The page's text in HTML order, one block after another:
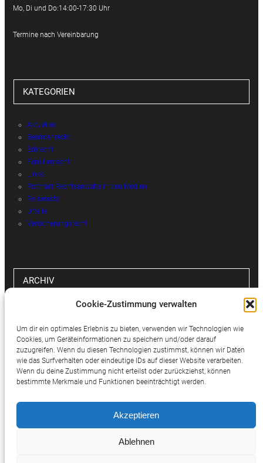
Cookie-Zustimmung verwalten
Um dir ein optimales Erlebnis zu bieten, verwenden wir Technologien wie
Cookies, um Geräteinformationen zu speichern und/oder darauf
zuzugreifen. Wenn du diesen Technologien zustimmst, können wir Daten
wie das Surfverhalten oder eindeutige IDs auf dieser Website verarbeiten.
Wenn du deine Zustimmung nicht erteilst oder zurückziehst, können
bestimmte Merkmale und Funktionen beeinträchtigt werden.
Akzeptieren
Ablehnen
Mo, Di und Do:14:00-17:30 Uhr
Termine nach Vereinbarung
KATEGORIEN
Aktuelles
Beamtenrecht
Erbrecht
Familienrecht
Links
Potthast Rechtsanwälte in den Medien
Reiserecht
Urteile
Versicherungsrecht
ARCHIV
SOCIAL MEDIA
Twitter Facebook Instagram